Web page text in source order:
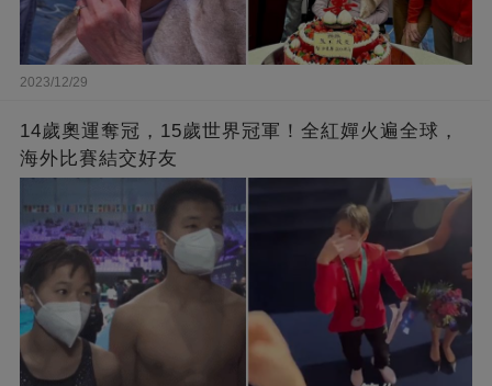
2023/12/29
14歲奧運奪冠，15歲世界冠軍！全紅嬋火遍全球，
海外比賽結交好友